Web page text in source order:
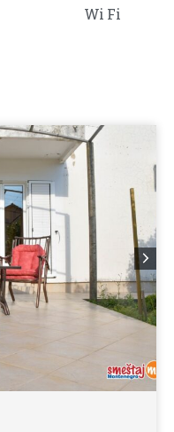
Wi Fi